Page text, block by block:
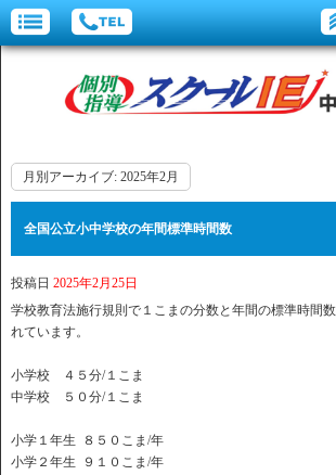
月別アーカイブ: 2025年2月
全国公立小中学校の年間標準時間数
投稿日 2025年2月25日
学校教育法施行規則で１こまの分数と年間の標準時間
れています。
小学校 ４５分/１こま
中学校 ５０分/１こま
小学１年生 ８５０こま/年
小学２年生 ９１０こま/年